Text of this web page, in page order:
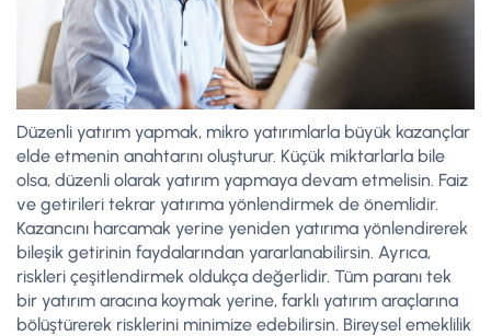
Düzenli yatırım yapmak, mikro yatırımlarla büyük kazançlar
elde etmenin anahtarını oluşturur. Küçük miktarlarla bile
olsa, düzenli olarak yatırım yapmaya devam etmelisin. Faiz
ve getirileri tekrar yatırıma yönlendirmek de önemlidir.
Kazancını harcamak yerine yeniden yatırıma yönlendirerek
bileşik getirinin faydalarından yararlanabilirsin. Ayrıca,
riskleri çeşitlendirmek oldukça değerlidir. Tüm paranı tek
bir yatırım aracına koymak yerine, farklı yatırım araçlarına
bölüştürerek risklerini minimize edebilirsin. Bireysel emeklilik